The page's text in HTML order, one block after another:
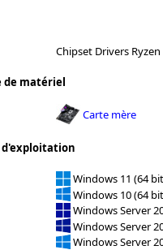
Chipset Drivers
de matériel
Carte mère
d'exploitation
Windows 11 (64
Windows 10 (64
Windows Server
Windows Server
Windows Server